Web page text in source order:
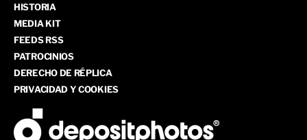
HISTORIA
MEDIA KIT
FEEDS RSS
PATROCINIOS
DERECHO DE RÉPLICA
PRIVACIDAD Y COOKIES